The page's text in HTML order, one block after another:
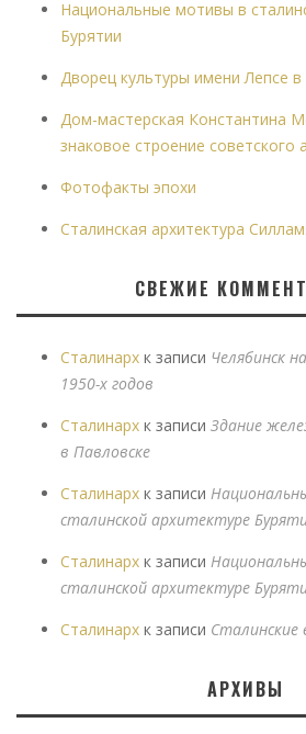
Национальные мотивы в
Бурятии
Дворец культуры имени Лепсе
Дом-мастерская Константина
знаковое строение советского
Фотофакты эпохи
Сталинская архитектура
СВЕЖИЕ
Сталинарх к записи Челябинск
1950-х годов
Сталинарх к записи Здание
в Павловске
Сталинарх к записи
сталинской архитектуре
Сталинарх к записи
сталинской архитектуре
Сталинарх к записи Сталинские
АРХИВЫ